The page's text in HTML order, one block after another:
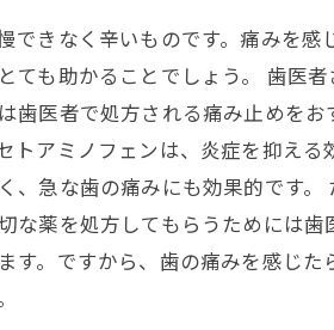
できなく辛いものです。痛みを
ても助かることでしょう。 歯医
歯医者で処方される痛み止めを
トアミノフェンは、炎症を抑え
、急な歯の痛みにも効果的です
な薬を処方してもらうためには
す。ですから、歯の痛みを感じ